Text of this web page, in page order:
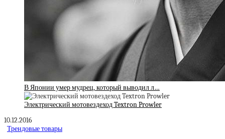
В Японии умер мудрец, который выводил л…
Электрический мотовездеход Textron Prowler
10.12.2016
Трендовые товары